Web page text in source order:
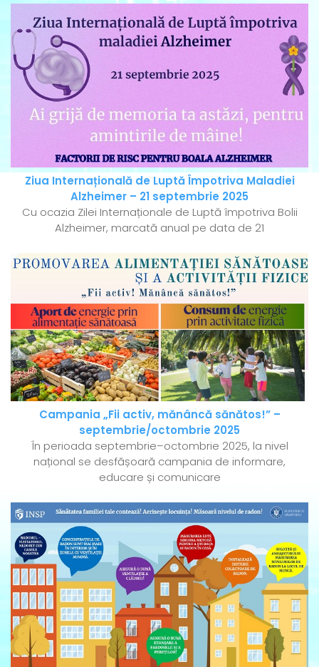
Ziua Internațională de Luptă Împotriva Maladiei
Alzheimer – 21 septembrie 2025
Cu ocazia Zilei Internaționale de Luptă împotriva Bolii
Alzheimer, marcată anual pe data de 21
Campania „Fii activ, mănâncă sănătos!” –
septembrie/octombrie 2025
În perioada septembrie–octombrie 2025, la nivel
național se desfășoară campania de informare,
educare și comunicare